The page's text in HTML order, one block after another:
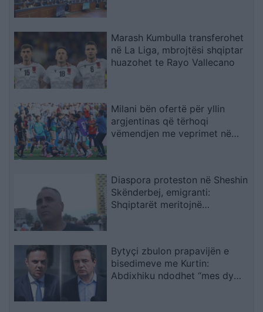
Marash Kumbulla transferohet
në La Liga, mbrojtësi shqiptar
huazohet te Rayo Vallecano
Milani bën ofertë për yllin
argjentinas që tërhoqi
vëmendjen me veprimet në
Diaspora proteston në Sheshin
Skënderbej, emigranti:
Shqiptarët meritojnë
Bytyçi zbulon prapavijën e
bisedimeve me Kurtin:
Abdixhiku ndodhet “mes dy